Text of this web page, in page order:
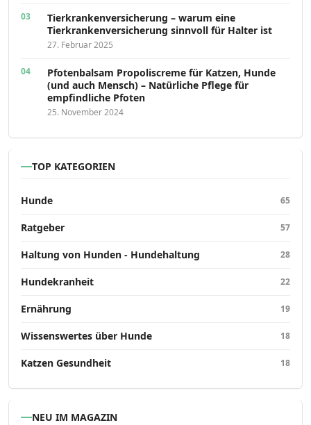
Tierkrankenversicherung – warum eine
Tierkrankenversicherung sinnvoll für Halter ist
27. Februar 2025
Pfotenbalsam Propoliscreme für Katzen, Hunde
(und auch Mensch) – Natürliche Pflege für
empfindliche Pfoten
25. November 2024
TOP KATEGORIEN
Hunde 65
Ratgeber 57
Haltung von Hunden - Hundehaltung 28
Hundekranheit 22
Ernährung 19
Wissenswertes über Hunde 18
Katzen Gesundheit 18
NEU IM MAGAZIN